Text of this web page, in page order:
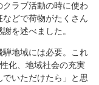
ラブ活動の時に使わ
どで荷物がたくさん
を述べました。
地域には必要。これ
化、地域社会の充実
いただけたら」と思